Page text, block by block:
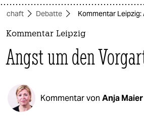
 taz zahl ich
taz zahl ich
politik
öko
gesellschaft
Debatte Kommentar
Kommentar Leipzig
Angst um den
Kommentar von Anja Maier